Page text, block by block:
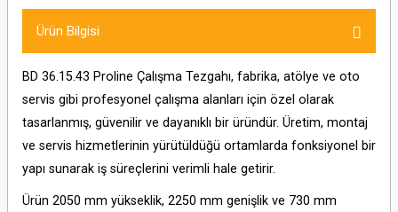
Ürün Bilgisi
BD 36.15.43 Proline Çalışma Tezgahı, fabrika, atölye ve oto
servis gibi profesyonel çalışma alanları için özel olarak
tasarlanmış, güvenilir ve dayanıklı bir üründür. Üretim, montaj
ve servis hizmetlerinin yürütüldüğü ortamlarda fonksiyonel bir
yapı sunarak iş süreçlerini verimli hale getirir.
Ürün 2050 mm yükseklik, 2250 mm genişlik ve 730 mm